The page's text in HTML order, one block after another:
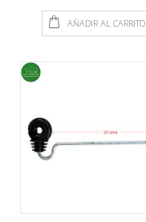
AÑADIR AL CARRITO